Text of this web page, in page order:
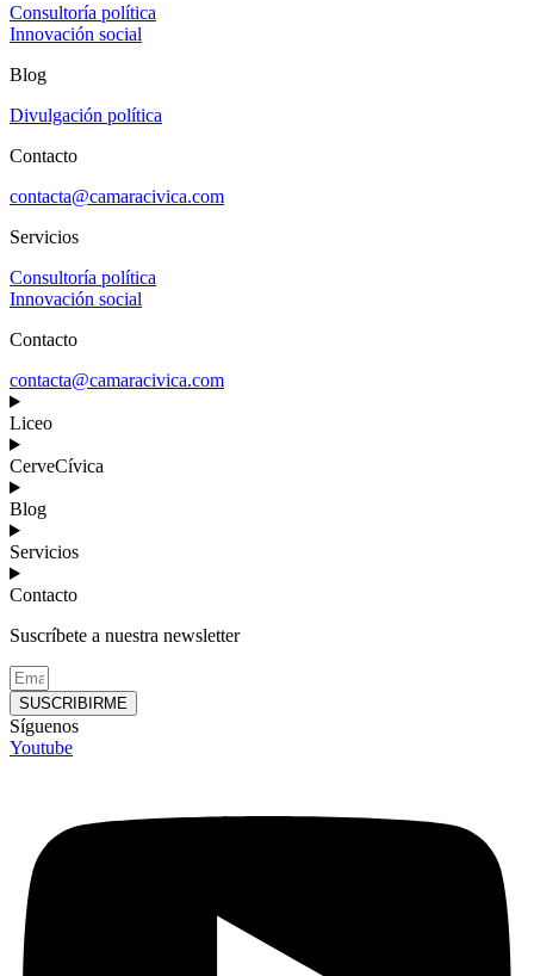
Consultoría política
Innovación social
Blog
Divulgación política
Contacto
contacta@camaracivica.com
Servicios
Consultoría política
Innovación social
Contacto
contacta@camaracivica.com
Liceo
CerveCívica
Blog
Servicios
Contacto
Suscríbete a nuestra newsletter
SUSCRIBIRME
Síguenos
Youtube